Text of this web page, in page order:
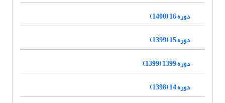
دوره 16 (1400)
دوره 15 (1399)
دوره 1399 (1399)
دوره 14 (1398)